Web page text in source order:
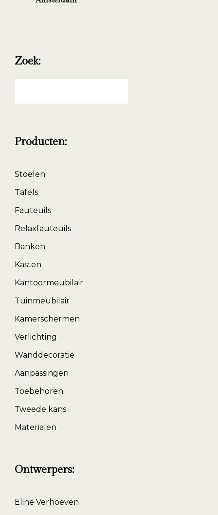
Zoek:
Producten:
Stoelen
Tafels
Fauteuils
Relaxfauteuils
Banken
Kasten
Kantoormeubilair
Tuinmeubilair
Kamerschermen
Verlichting
Wanddecoratie
Aanpassingen
Toebehoren
Tweede kans
Materialen
Ontwerpers:
Eline Verhoeven